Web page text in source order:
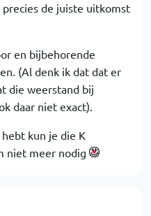
de juiste uitkomst
en bijbehorende
(Al denk ik dat dat er
die weerstand bij
daar niet exact).
kun je die K
niet meer nodig